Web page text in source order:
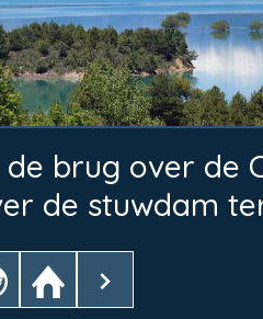
brug over de
de stuwdam